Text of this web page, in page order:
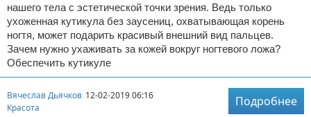
нашего тела с эстетической точки зрения. Ведь только
ухоженная кутикула без заусениц, охватывающая корень
ногтя, может подарить красивый внешний вид пальцев.
Зачем нужно ухаживать за кожей вокруг ногтевого ложа?
Обеспечить кутикуле
Вячеслав Дьячков 12-02-2019 06:16
Красота
Подробнее